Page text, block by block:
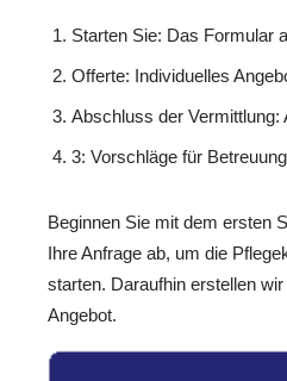
Starten Sie: Das Formular
Offerte: Individuelles
Abschluss der
3: Vorschläge für
Beginnen Sie mit dem ersten
Ihre Anfrage ab, um die
starten. Daraufhin erstellen
Angebot.